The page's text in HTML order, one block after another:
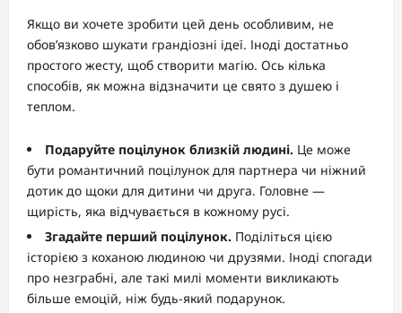
Якщо ви хочете зробити цей день особливим, не
обов’язково шукати грандіозні ідеї. Іноді достатньо
простого жесту, щоб створити магію. Ось кілька
способів, як можна відзначити це свято з душею і
теплом.
Подаруйте поцілунок близкій людині. Це може
бути романтичний поцілунок для партнера чи ніжний
дотик до щоки для дитини чи друга. Головне —
щирість, яка відчувається в кожному русі.
Згадайте перший поцілунок. Поділіться цією
історією з коханою людиною чи друзями. Іноді спогади
про незграбні, але такі милі моменти викликають
більше емоцій, ніж будь-який подарунок.